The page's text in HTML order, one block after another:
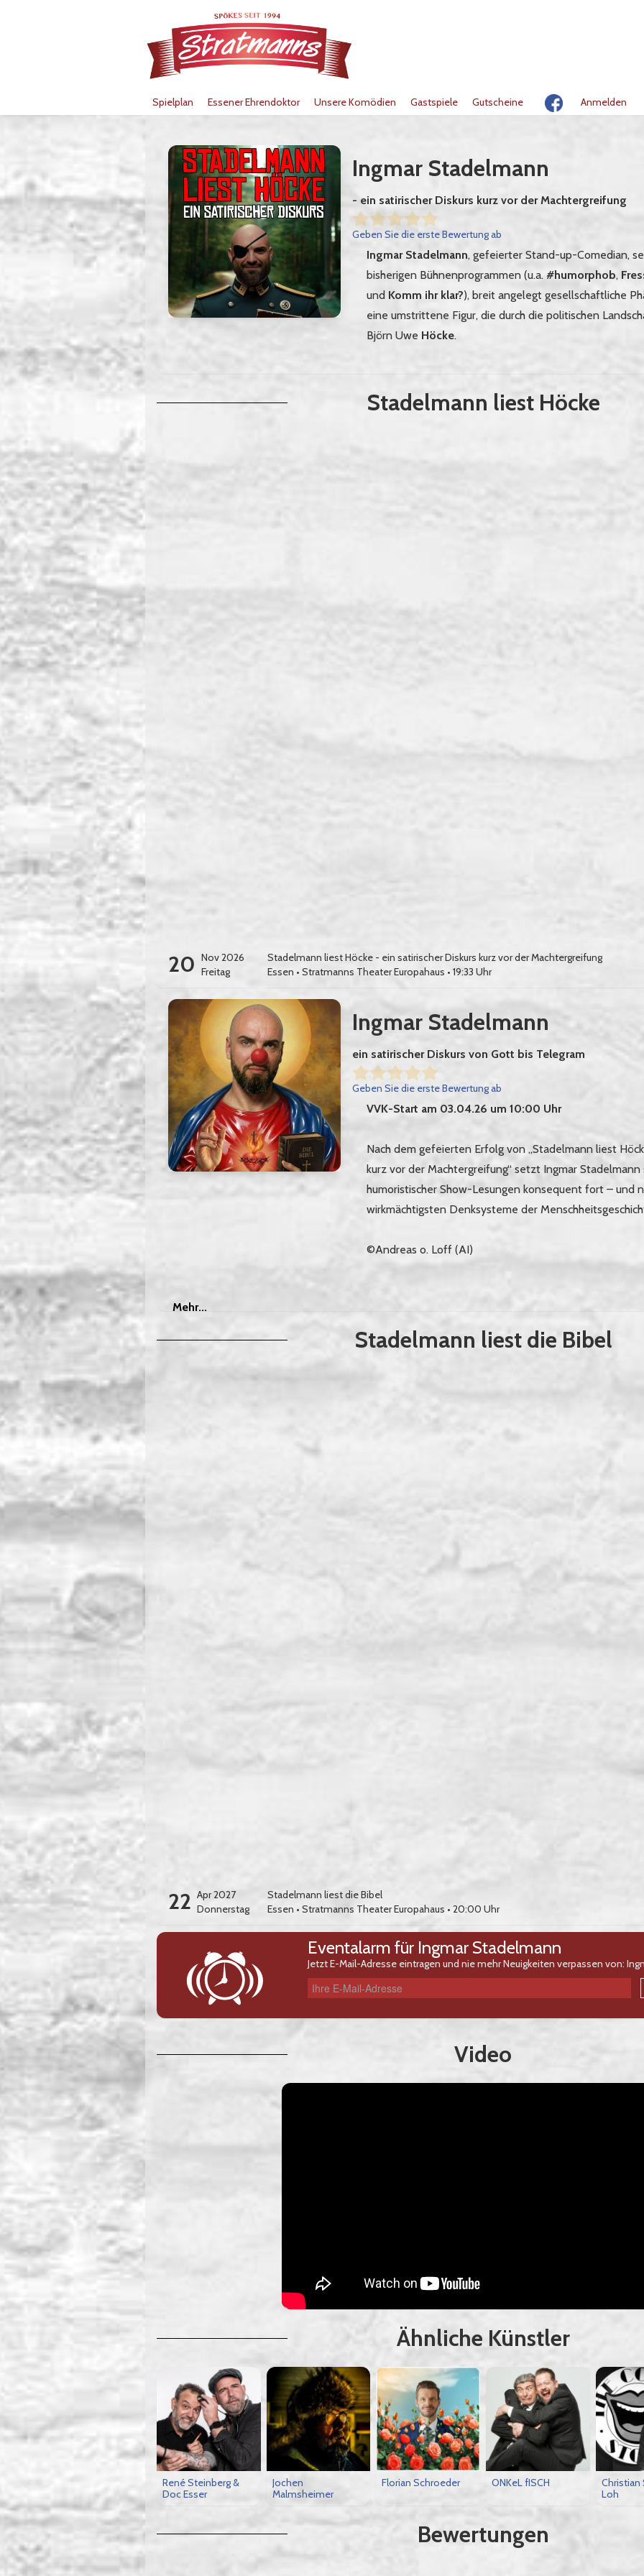
Spielplan Essener Ehrendoktor Unsere Komödien Gastspiele Gutscheine Anmelden
Ingmar Stadelmann
- ein satirischer Diskurs kurz vor der Machtergreifung
Geben Sie die erste Bewertung ab
Ingmar Stadelmann, gefeierter Stand-up-Comedian,
bisherigen Bühnenprogrammen (u.a. #humorphob,
und Komm ihr klar?), breit angelegt gesellschaftliche
eine umstrittene Figur, die durch die politischen
Björn Uwe Höcke.
Stadelmann liest Höcke
20 Nov 2026
Freitag
Stadelmann liest Höcke - ein satirischer Diskurs kurz vor der Machtergreifung
Essen •Stratmanns Theater Europahaus • 19:33 Uhr
Ingmar Stadelmann
ein satirischer Diskurs von Gott bis Telegram
Geben Sie die erste Bewertung ab
VVK-Start am 03.04.26 um 10:00 Uhr
Nach dem gefeierten Erfolg von „Stadelmann liest
kurz vor der Machtergreifung“ setzt Ingmar Stadelmann
humoristischer Show-Lesungen konsequent fort – und
wirkmächtigsten Denksysteme der
©Andreas o. Loff (AI)
Mehr...
Stadelmann liest die Bibel
22 Apr 2027
Donnerstag
Stadelmann liest die Bibel
Essen •Stratmanns Theater Europahaus • 20:00 Uhr
Eventalarm für Ingmar Stadelmann
Jetzt E-Mail-Adresse eintragen und nie mehr Neuigkeiten verpassen von:
Ihre E-Mail-Adresse
Video
Ähnliche Künstler
René Steinberg &
Doc Esser
Jochen
Malmsheimer
Florian Schroeder ONKeL fISCH
Christian
Loh
Bewertungen